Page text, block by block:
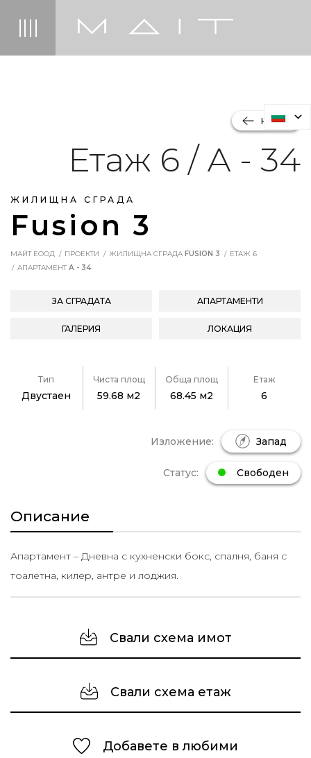
ЖИЛИЩНА СГРАДА
Fusion 3
НАЗАД
Етаж 6 / А - 34
МАЙТ ЕООД ПРОЕКТИ ЖИЛИЩНА СГРАДА FUSION 3
ЕТАЖ 6
АПАРТАМЕНТА - 34
ЗА СГРАДАТА АПАРТАМЕНТИ
ГАЛЕРИЯ ЛОКАЦИЯ
Тип
Двустаен
Чиста площ
59.68 м2
Обща площ
68.45 м2
Етаж
6
Изложение: Запад
Статус: Свободен
Описание
Апартамент – Дневна с кухненски бокс, спалня, баня с
тоалетна, килер, антре и лоджия.
Свали схема имот
Свали схема етаж
Добавете в любими